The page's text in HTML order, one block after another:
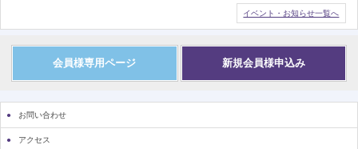
イベント・お知らせ一覧へ
会員様専用ページ 新規会員様申込み
お問い合わせ
アクセス